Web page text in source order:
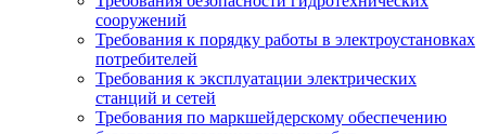
сооружений
Требования к порядку работы в электроустановках
потребителей
Требования к эксплуатации электрических
станций и сетей
Требования по маркшейдерскому обеспечению